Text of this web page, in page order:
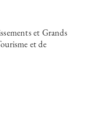
et Grands
et de